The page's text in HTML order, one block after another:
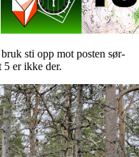
sti opp mot posten sør-
5 er ikke der.